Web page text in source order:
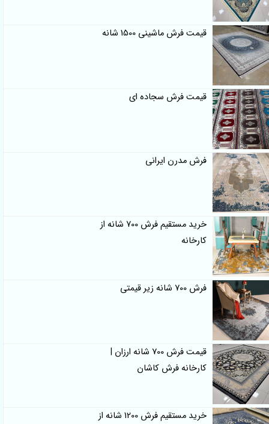
قیمت فرش ماشینی 1500 شانه
قیمت فرش سجاده ای
فرش مدرن ایرانی
خرید مستقیم فرش 700 شانه از
کارخانه
فرش 700 شانه زیر قیمتی
قیمت فرش 700 شانه ارزان |
کارخانه فرش کاشان
خرید مستقیم فرش 1200 شانه از